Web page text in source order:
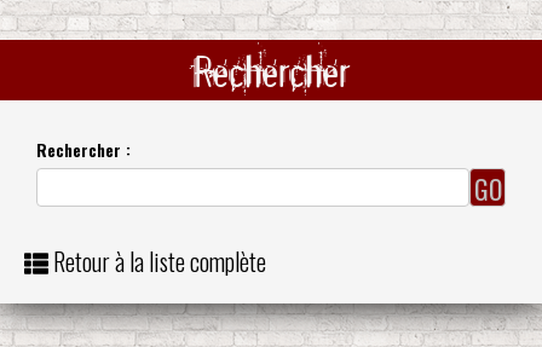
Rechercher
Rechercher :
Retour à la liste complète